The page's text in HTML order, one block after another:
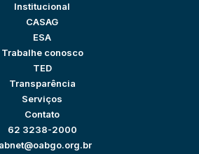
Institucional
CASAG
ESA
Trabalhe conosco
TED
Transparência
Serviços
Contato
62 3238-2000